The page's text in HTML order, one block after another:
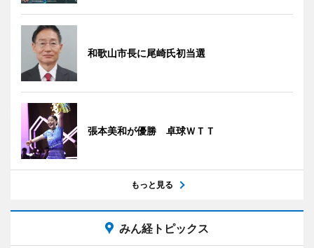
和歌山市長に尾崎氏初当選
張本美和が優勝 卓球ＷＴＴ
もっと見る
みん経トピックス